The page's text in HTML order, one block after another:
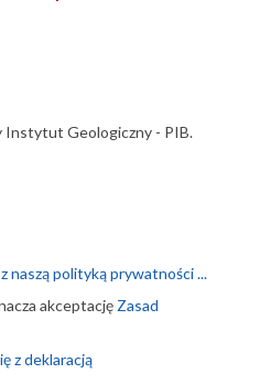
Geologiczny - PIB.
naszą polityką prywatności ...
akceptację Zasad
z deklaracją